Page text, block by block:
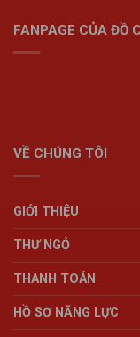
FANPAGE CỦA ĐỒ
VỀ CHÚNG TÔI
GIỚI THIỆU
THƯ NGỎ
THANH TOÁN
HỒ SƠ NĂNG LỰC